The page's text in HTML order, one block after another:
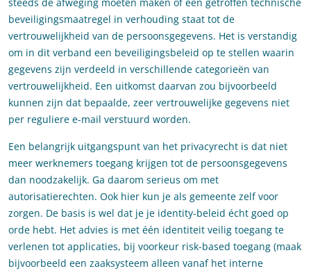
beveiligingsmaatregel in verhouding staat tot de
vertrouwelijkheid van de persoonsgegevens. Het is verstandig
om in dit verband een beveiligingsbeleid op te stellen waarin
gegevens zijn verdeeld in verschillende categorieën van
vertrouwelijkheid. Een uitkomst daarvan zou bijvoorbeeld
kunnen zijn dat bepaalde, zeer vertrouwelijke gegevens niet
per reguliere e-mail verstuurd worden.
Een belangrijk uitgangspunt van het privacyrecht is dat niet
meer werknemers toegang krijgen tot de persoonsgegevens
dan noodzakelijk. Ga daarom serieus om met
autorisatierechten. Ook hier kun je als gemeente zelf voor
zorgen. De basis is wel dat je je identity-beleid écht goed op
orde hebt. Het advies is met één identiteit veilig toegang te
verlenen tot applicaties, bij voorkeur risk-based toegang (maak
bijvoorbeeld een zaaksysteem alleen vanaf het interne